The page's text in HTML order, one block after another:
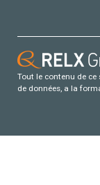
Tout le contenu de
de données, a la